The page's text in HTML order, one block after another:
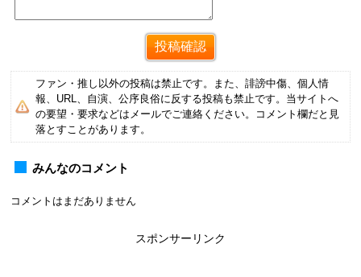
ファン・推し以外の投稿は禁止です。また、誹謗中傷、個人情
報、URL、自演、公序良俗に反する投稿も禁止です。当サイトへ
の要望・要求などはメールでご連絡ください。コメント欄だと見
落とすことがあります。
みんなのコメント
コメントはまだありません
スポンサーリンク